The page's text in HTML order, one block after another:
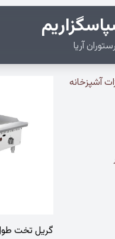
آریا
گریل تخت طول ۹۰